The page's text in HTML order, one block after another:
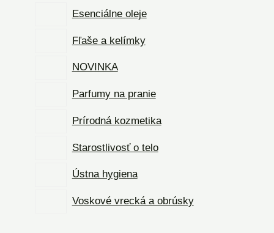
Esenciálne oleje
Fľaše a kelímky
NOVINKA
Parfumy na pranie
Prírodná kozmetika
Starostlivosť o telo
Ústna hygiena
Voskové vrecká a obrúsky